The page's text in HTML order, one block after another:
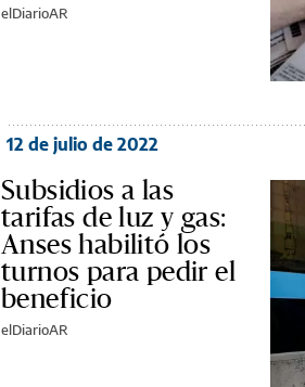
elDiarioAR
12 de julio de 2022
Subsidios a las
tarifas de luz y gas:
Anses habilitó los
turnos para pedir el
beneficio
elDiarioAR